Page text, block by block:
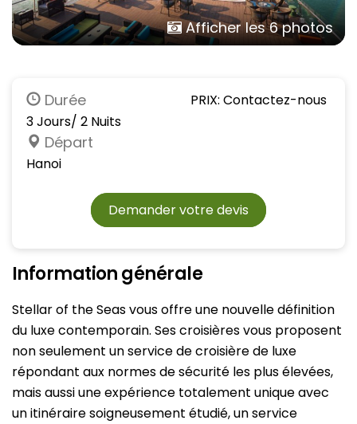
Afficher les 6 photos
Durée
3 Jours/ 2 Nuits
Départ
Hanoi
PRIX: Contactez-nous
Demander votre devis
Information générale
Stellar of the Seas vous offre une nouvelle définition
du luxe contemporain. Ses croisières vous proposent
non seulement un service de croisière de luxe
répondant aux normes de sécurité les plus élevées,
mais aussi une expérience totalement unique avec
un itinéraire soigneusement étudié, un service